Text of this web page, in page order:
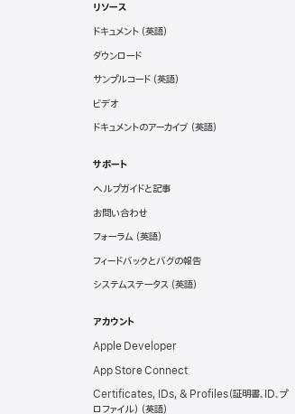
リソース
ドキュメント
ダウンロード
サンプルコード
ビデオ
ドキュメントのアーカイブ
サポート
ヘルプガイドと記事
お問い合わせ
フォーラム
フィードバックとバグの報告
システムステータス
アカウント
Apple Developer
App Store Connect
Certificates, IDs, & Profiles（証明書、ID、プ
ロファイル）